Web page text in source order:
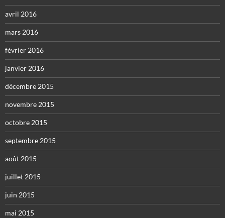
avril 2016
mars 2016
février 2016
janvier 2016
décembre 2015
novembre 2015
octobre 2015
septembre 2015
août 2015
juillet 2015
juin 2015
mai 2015